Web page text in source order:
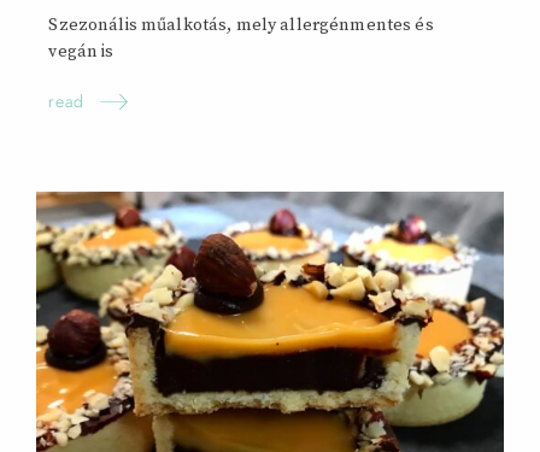
Szezonális műalkotás, mely allergénmentes és
vegán is
read